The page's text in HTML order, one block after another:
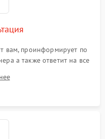
вам, проинформирует по
а также ответит на все